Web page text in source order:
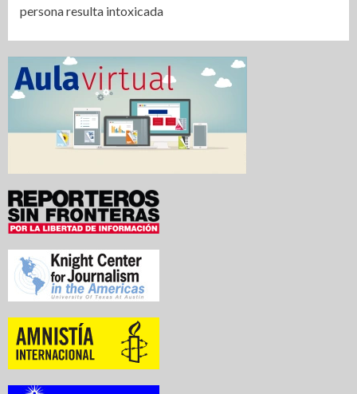
persona resulta intoxicada